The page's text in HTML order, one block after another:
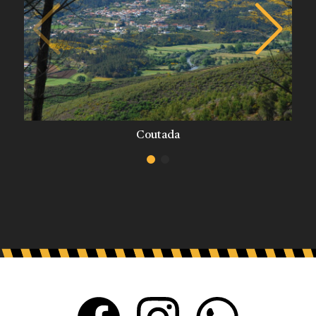
Coutada